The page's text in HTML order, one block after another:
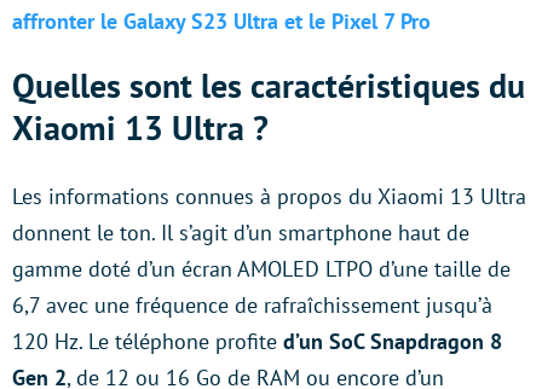
affronter le Galaxy S23 Ultra et le Pixel 7 Pro
Quelles sont les caractéristiques du
Xiaomi 13 Ultra ?
Les informations connues à propos du Xiaomi 13 Ultra
donnent le ton. Il s’agit d’un smartphone haut de
gamme doté d’un écran AMOLED LTPO d’une taille de
6,7 avec une fréquence de rafraîchissement jusqu’à
120 Hz. Le téléphone profite d’un SoC Snapdragon 8
Gen 2, de 12 ou 16 Go de RAM ou encore d’un